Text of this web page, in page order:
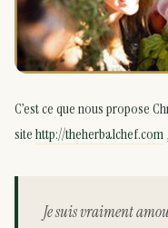
C’est ce que nous propose
sitehttp://theherbalchef.com
Je suis vraiment